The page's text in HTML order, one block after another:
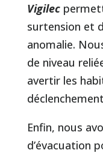
Vigilec
surtension et
anomalie.
de niveau
avertir les
Enfin, nous
d’évacuation